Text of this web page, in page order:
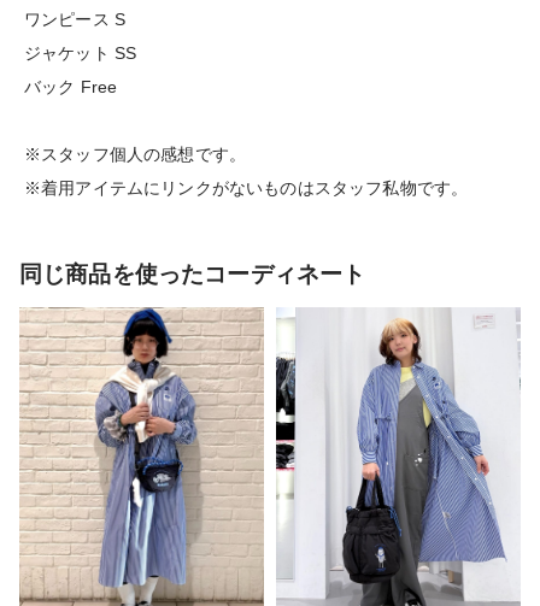
ワンピース S
ジャケット SS
バック Free
※スタッフ個人の感想です。
※着用アイテムにリンクがないものはスタッフ私物です。
同じ商品を使ったコーディネート